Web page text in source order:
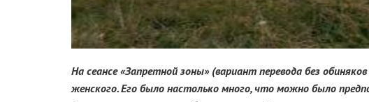
На сеансе «Запретной зоны» (вариант перевода без
женского. Его было настолько много, что можно было